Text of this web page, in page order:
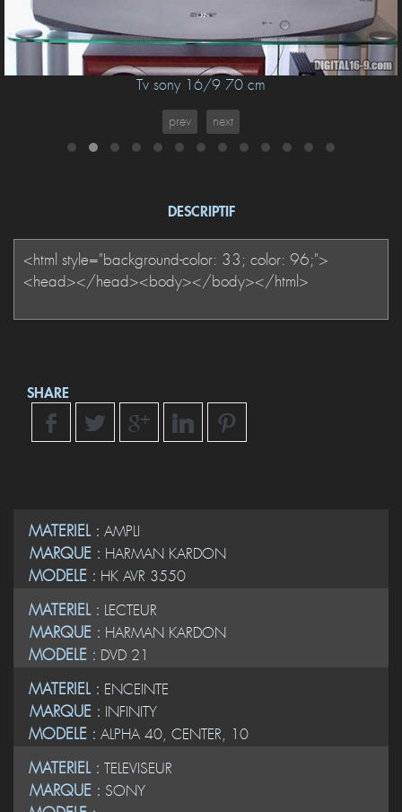
Tv sony 16/9 70 cm
prev next
DESCRIPTIF
SHARE
MATERIEL : AMPLI
MARQUE : HARMAN KARDON
MODELE : HK AVR 3550
MATERIEL : LECTEUR
MARQUE : HARMAN KARDON
MODELE : DVD 21
MATERIEL : ENCEINTE
MARQUE : INFINITY
MODELE : ALPHA 40, CENTER, 10
MATERIEL : TELEVISEUR
MARQUE : SONY